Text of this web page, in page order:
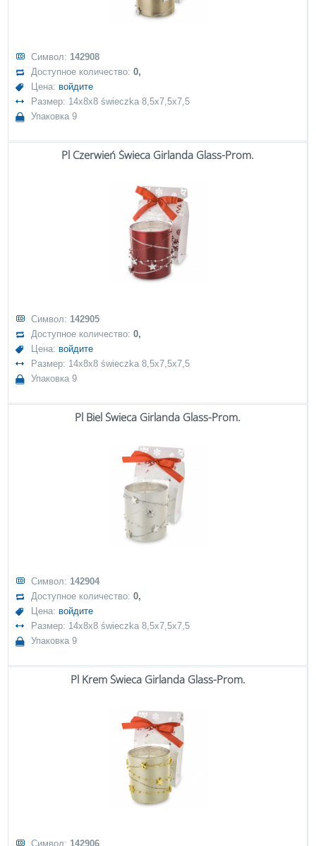
Символ: 142908
Доступное количество:0,
Цена: войдите
Размер: 14x8x8 świeczka 8,5x7,5x7,5
Упаковка 9
Pl Czerwień Świeca Girlanda Glass-Prom.
Символ: 142905
Доступное количество:0,
Цена: войдите
Размер: 14x8x8 świeczka 8,5x7,5x7,5
Упаковка 9
Pl Biel Świeca Girlanda Glass-Prom.
Символ: 142904
Доступное количество:0,
Цена: войдите
Размер: 14x8x8 świeczka 8,5x7,5x7,5
Упаковка 9
Pl Krem Świeca Girlanda Glass-Prom.
Символ: 142906